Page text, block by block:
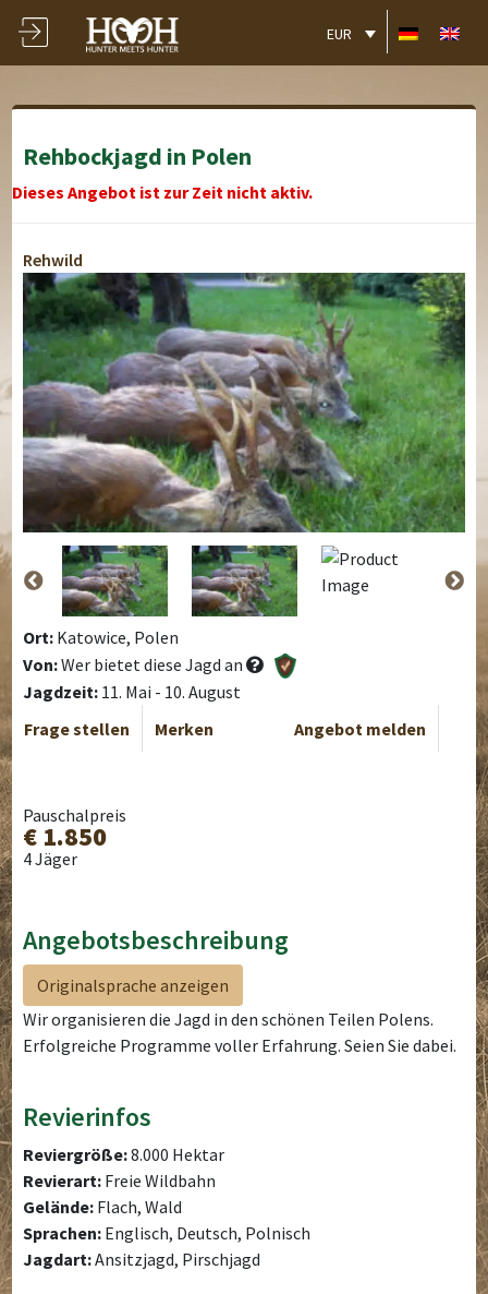
EUR
Rehbockjagd in Polen
Dieses Angebot ist zur Zeit nicht aktiv.
Rehwild
Ort: Katowice, Polen
Von:Wer bietet diese Jagd an
Jagdzeit: 11. Mai - 10. August
Frage stellen
Merken Angebot melden
Pauschalpreis
€ 1.850
4 Jäger
Angebotsbeschreibung
Originalsprache anzeigen
Wir organisieren die Jagd in den schönen Teilen Polens.
Erfolgreiche Programme voller Erfahrung. Seien Sie dabei.
Revierinfos
Reviergröße:8.000 Hektar
Revierart: Freie Wildbahn
Gelände: Flach, Wald
Sprachen: Englisch, Deutsch, Polnisch
Jagdart:Ansitzjagd, Pirschjagd